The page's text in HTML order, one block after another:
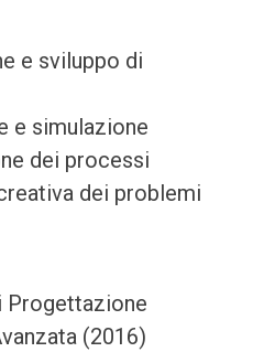
e sviluppo di
e simulazione
dei processi
dei problemi
Progettazione
(2016)